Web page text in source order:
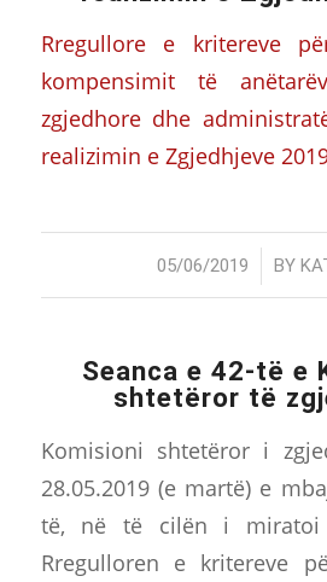
Rregullore e kritereve
kompensimit të
zgjedhore dhe
realizimin e Zgjedhjeve
05/06/2019
/ BY
Seanca e 42-të e
shtetëror të
Komisioni shtetëror i
28.05.2019 (e martë) e
të, në të cilën i miratoi
Rregulloren e kritereve